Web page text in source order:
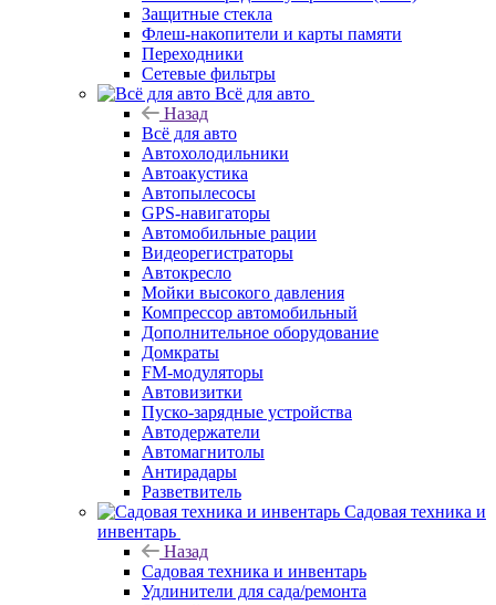
Защитные стекла
Флеш-накопители и карты памяти
Переходники
Сетевые фильтры
Всё для авто
Назад
Всё для авто
Автохолодильники
Автоакустика
Автопылесосы
GPS-навигаторы
Автомобильные рации
Видеорегистраторы
Автокресло
Мойки высокого давления
Компрессор автомобильный
Дополнительное оборудование
Домкраты
FM-модуляторы
Автовизитки
Пуско-зарядные устройства
Автодержатели
Автомагнитолы
Антирадары
Разветвитель
Садовая техника и
инвентарь
Назад
Садовая техника и инвентарь
Удлинители для сада/ремонта